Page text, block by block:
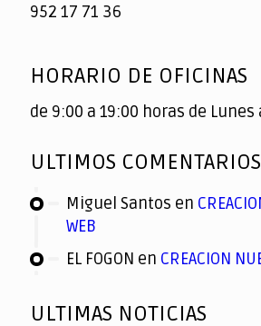
952 17 71 36
HORARIO DE OFICINAS
de 9:00 a 19:00 horas de Lunes
ULTIMOS COMENTARIOS
Miguel Santos en
WEB
EL FOGON en CREACION
ULTIMAS NOTICIAS